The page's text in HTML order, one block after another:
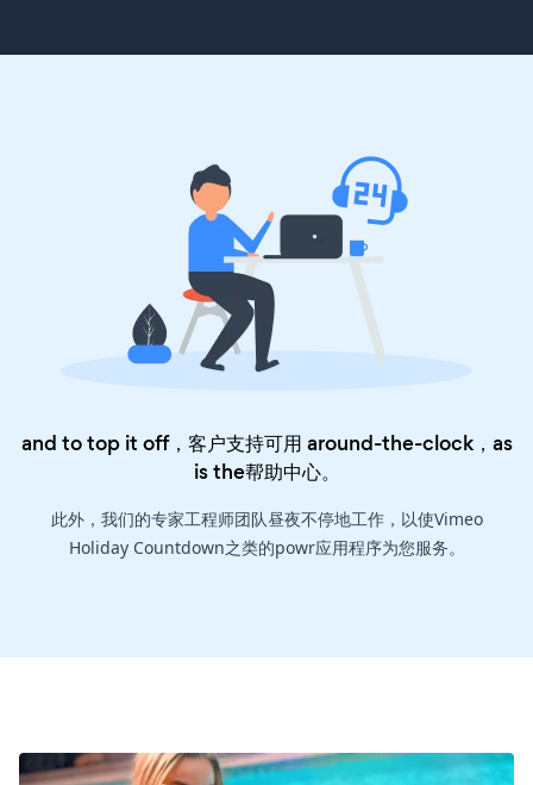
and to top it off，客户支持可用 around-the-clock，as
is the帮助中心。
此外，我们的专家工程师团队昼夜不停地工作，以使Vimeo
Holiday Countdown之类的powr应用程序为您服务。